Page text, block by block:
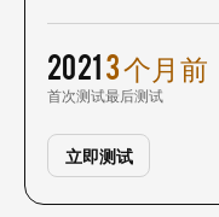
2021
首次测试
3 个月前
最后测试
立即测试